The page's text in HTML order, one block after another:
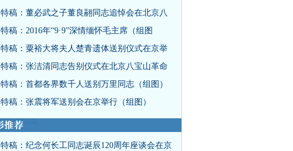
特稿：董必武之子董良翮同志追悼会在北京八
特稿：2016年“9·9”深情缅怀毛主席（组图
特稿：粟裕大将夫人楚青遗体送别仪式在京举
特稿：张洁清同志告别仪式在北京八宝山革命
特稿：首都各界数千人送别万里同志（组图）
特稿：张震将军送别会在京举行（组图）
特稿：纪念何长工同志诞辰120周年座谈会在京